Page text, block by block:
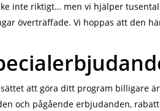
inte riktigt… men vi hjälper
överträffade. Vi hoppas att den
att göra ditt program billigare
och pågående erbjudanden,